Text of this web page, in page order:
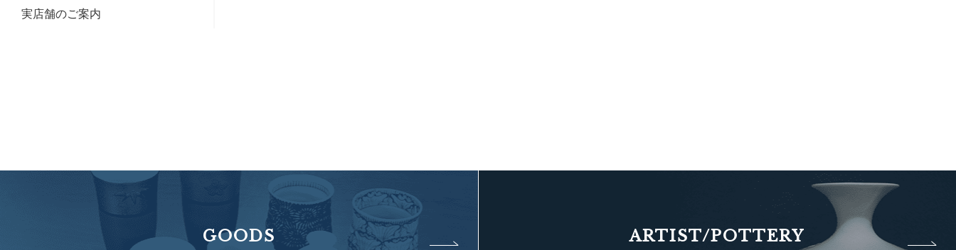
実店舗のご案内
GOODS ARTIST/POTTERY